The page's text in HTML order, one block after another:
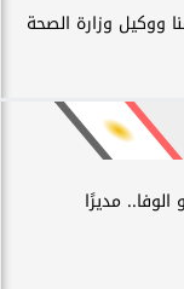
ووكيل وزارة الصحة
مديرًا